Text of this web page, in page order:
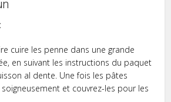
cuire les penne dans une grande
en suivant les instructions du paquet
al dente. Une fois les pâtes
et couvrez-les pour les